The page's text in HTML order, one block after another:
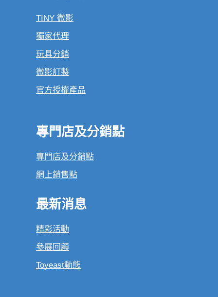
TINY 微影
獨家代理
玩具分銷
微影訂製
官方授權產品
專門店及分銷點
專門店及分銷點
網上銷售點
最新消息
精彩活動
參展回顧
Toyeast動態